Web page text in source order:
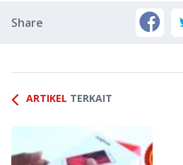
Share
ARTIKEL TERKAIT